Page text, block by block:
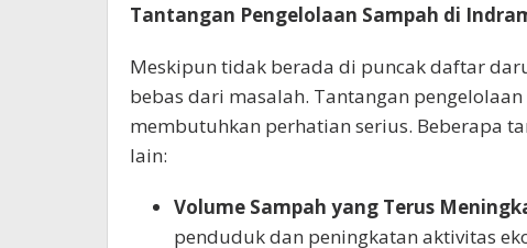
Tantangan Pengelolaan Sampah di
Meskipun tidak berada di puncak daftar
bebas dari masalah. Tantangan
membutuhkan perhatian serius. Beberapa
lain:
Volume Sampah yang Terus
penduduk dan peningkatan aktivitas